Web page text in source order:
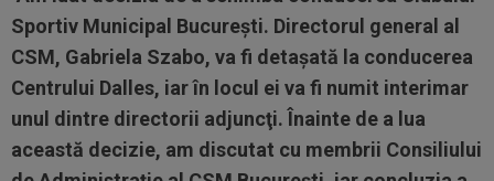
Sportiv Municipal Bucureşti. Directorul general al
CSM, Gabriela Szabo, va fi detaşată la conducerea
Centrului Dalles, iar în locul ei va fi numit interimar
unul dintre directorii adjuncţi. Înainte de a lua
această decizie, am discutat cu membrii Consiliului